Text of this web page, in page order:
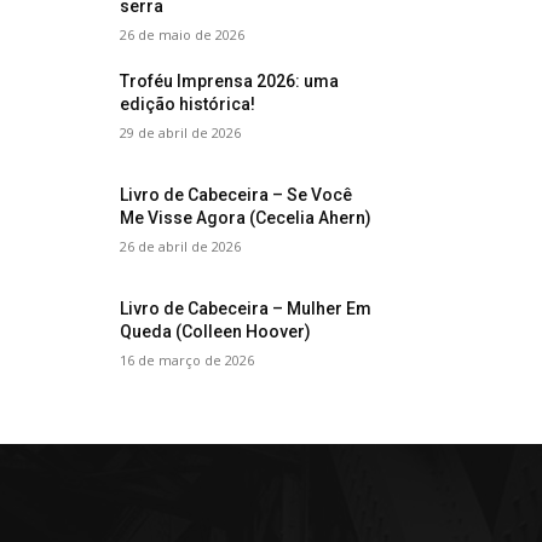
serra
26 de maio de 2026
Troféu Imprensa 2026: uma
edição histórica!
29 de abril de 2026
Livro de Cabeceira – Se Você
Me Visse Agora (Cecelia Ahern)
26 de abril de 2026
Livro de Cabeceira – Mulher Em
Queda (Colleen Hoover)
16 de março de 2026